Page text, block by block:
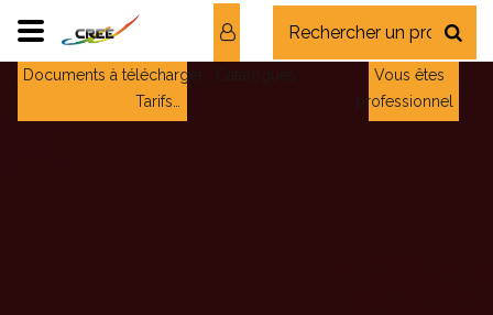
Documents à télécharger : Catalogues ;
Tarifs…
Vous êtes
professionnel